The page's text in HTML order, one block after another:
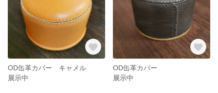
OD缶革カバー キャメル
展示中
OD缶革カバー
展示中